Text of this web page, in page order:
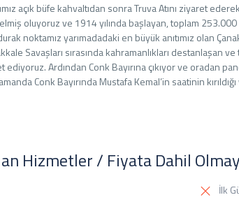
açık büfe kahvaltıdan sonra Truva Atını ziyaret
oluyoruz ve 1914 yılında başlayan, toplam
noktamız yarımadadaki en büyük anıtımız olan
Savaşları sırasında kahramanlıkları destanlaşan
Ardından Conk Bayırına çıkıyor ve oradan
Conk Bayırında Mustafa Kemal’in saatinin
Hizmetler / Fiyata Dahil
İlk